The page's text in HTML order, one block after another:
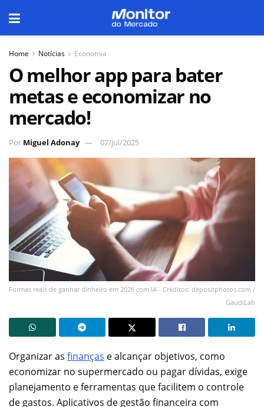
Home Notícias Economia
O melhor app para bater
metas e economizar no
mercado!
Por Miguel Adonay 07/jul/2025
Formas reais de ganhar dinheiro em 2026 com IA - Créditos: depositphotos.com /
GaudiLab
Organizar as finanças e alcançar objetivos, como
economizar no supermercado ou pagar dívidas, exige
planejamento e ferramentas que facilitem o controle
de gastos. Aplicativos de gestão financeira com